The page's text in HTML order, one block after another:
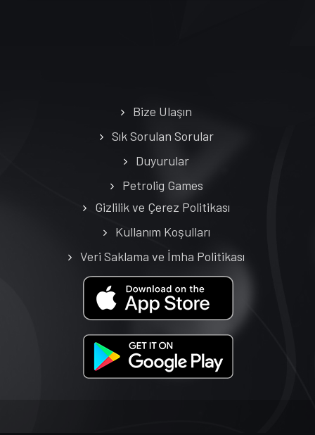
Bize Ulaşın
Sık Sorulan Sorular
Duyurular
Petrolig Games
Gizlilik ve Çerez Politikası
Kullanım Koşulları
Veri Saklama ve İmha Politikası